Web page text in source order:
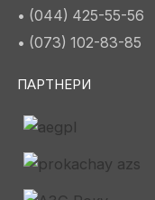
• (044) 425-55-56
• (073) 102-83-85
ПАРТНЕРИ